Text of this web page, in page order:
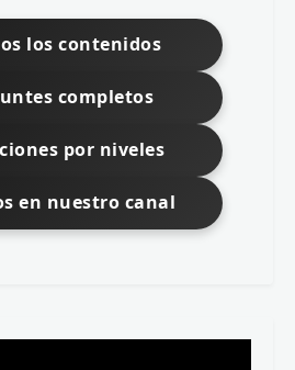
los contenidos
completos
por niveles
en nuestro canal